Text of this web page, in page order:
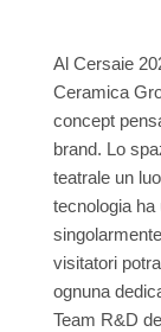
Al Cersaie
Ceramica
concept
brand. Lo
teatrale un
tecnologia
visitatori
ognuna
Team R&D